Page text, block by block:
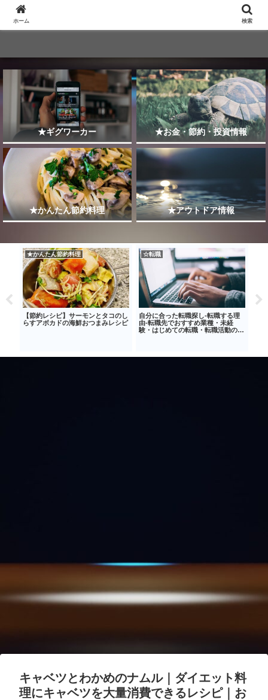
★ギグワーカー ★お金・節約・投資情報
★かんたん節約料理 ★アウトドア情報
★かんたん節約料理
【節約レシピ】サーモンとタコのし
らすアボカドの海鮮おつまみレシピ
☆転職
自分に合った転職探し‐転職する理
由‐転職先でおすすめ業種・未経
験・はじめての転職・転職活動のは
キャベツとわかめのナムル｜ダイエット料
理にキャベツを大量消費できるレシピ｜お
ホーム 検索